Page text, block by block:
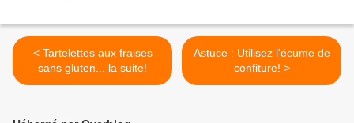
< Tartelettes aux fraises
sans gluten... la suite!
Astuce : Utilisez l'écume de
confiture! >